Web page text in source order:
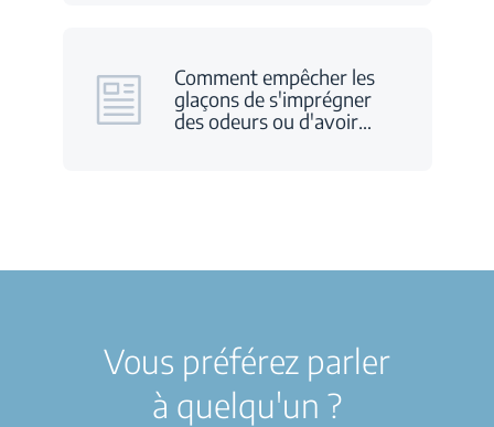
Comment empêcher les
glaçons de s'imprégner
des odeurs ou d'avoir…
Vous préférez parler
à quelqu'un ?